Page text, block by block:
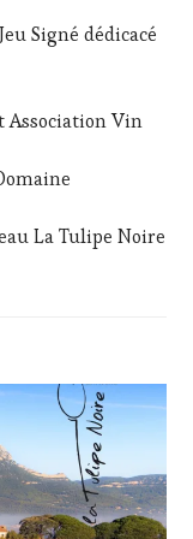
Signé dédicacé
Association Vin
La Tulipe Noire
et dédicacés »